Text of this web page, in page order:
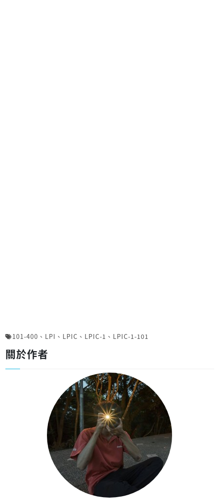
101-400 、 LPI 、 LPIC 、 LPIC-1 、 LPIC-1-101
關於作者